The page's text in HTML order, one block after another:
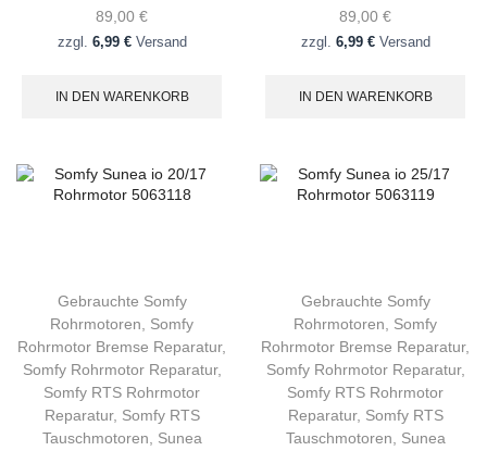
89,00 €
zzgl. 6,99 €Versand
IN DEN WARENKORB
89,00 €
zzgl. 6,99 €Versand
IN DEN WARENKORB
Gebrauchte Somfy
Rohrmotoren
Somfy
Rohrmotor Bremse Reparatur,
Somfy Rohrmotor Reparatur,
Somfy RTS Rohrmotor
Reparatur, Somfy RTS
Tauschmotoren
Sunea
Gebrauchte Somfy
Rohrmotoren
Somfy
Rohrmotor Bremse Reparatur,
Somfy Rohrmotor Reparatur,
Somfy RTS Rohrmotor
Reparatur, Somfy RTS
Tauschmotoren
Sunea